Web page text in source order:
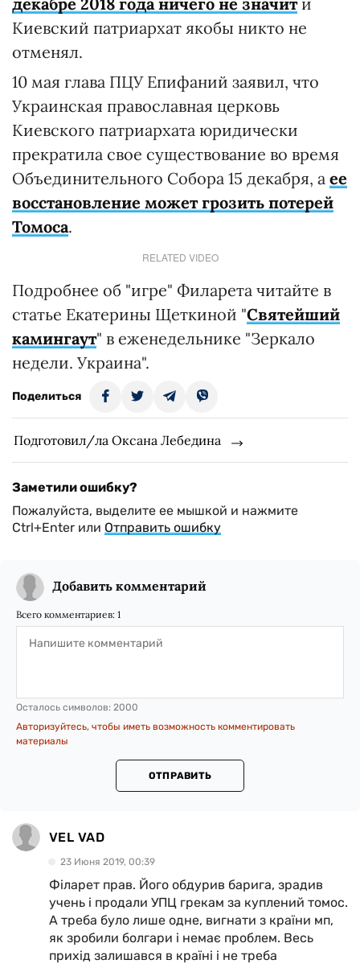
Киевский патриархат якобы никто не
отменял.
10 мая глава ПЦУ Епифаний заявил, что
Украинская православная церковь
Киевского патриархата юридически
прекратила свое существование во время
Объединительного Собора 15 декабря, а ее
восстановление может грозить потерей
Томоса.
RELATED VIDEO
Подробнее об "игре" Филарета читайте в
статье Екатерины Щеткиной "Святейший
камингаут" в еженедельнике "Зеркало
недели. Украина".
Поделиться
Подготовил/ла Оксана Лебедина
Заметили ошибку?
Пожалуйста, выделите ее мышкой и нажмите
Ctrl+Enter или Отправить ошибку
Добавить комментарий
Всего комментариев: 1
Осталось символов: 2000
Авторизуйтесь, чтобы иметь возможность комментировать
материалы
ОТПРАВИТЬ
VEL VAD
23 Июня 2019, 00:39
Філарет прав. Його обдурив барига, зрадив
учень і продали УПЦ грекам за куплений томос.
А треба було лише одне, вигнати з країни мп,
як зробили болгари і немає проблем. Весь
прихід залишався в країні і не треба